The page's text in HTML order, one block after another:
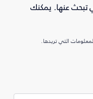
تبحث عنها. يمكنك
التي تريدها.